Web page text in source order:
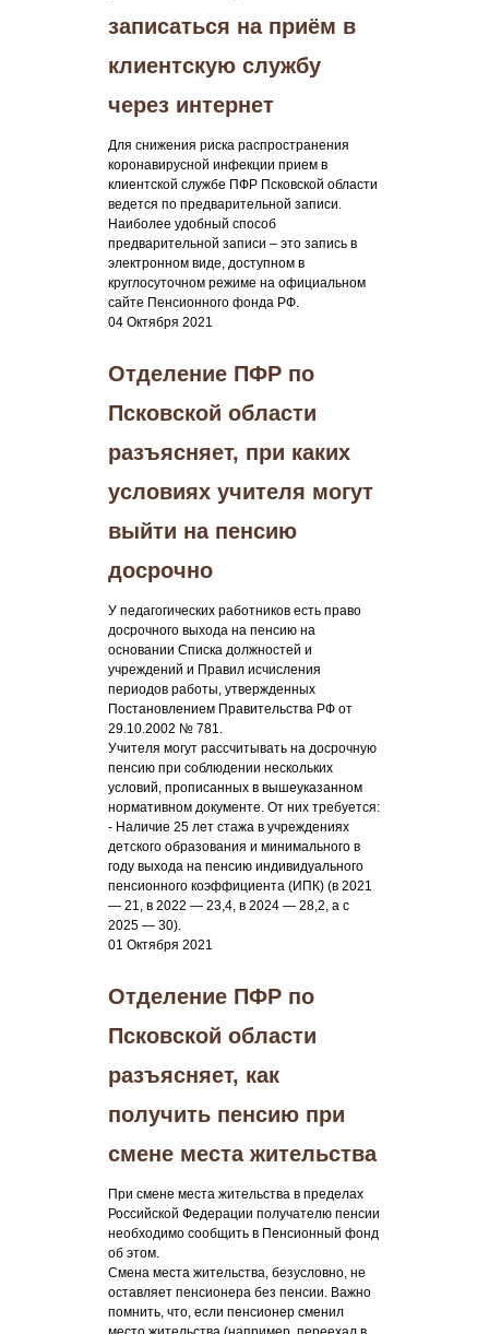
записаться на приём в
клиентскую службу
через интернет
Для снижения риска распространения
коронавирусной инфекции прием в
клиентской службе ПФР Псковской области
ведется по предварительной записи.
Наиболее удобный способ
предварительной записи – это запись в
электронном виде, доступном в
круглосуточном режиме на официальном
сайте Пенсионного фонда РФ.
04 Октября 2021
Отделение ПФР по
Псковской области
разъясняет, при каких
условиях учителя могут
выйти на пенсию
досрочно
У педагогических работников есть право
досрочного выхода на пенсию на
основании Списка должностей и
учреждений и Правил исчисления
периодов работы, утвержденных
Постановлением Правительства РФ от
29.10.2002 № 781.
Учителя могут рассчитывать на досрочную
пенсию при соблюдении нескольких
условий, прописанных в вышеуказанном
нормативном документе. От них требуется:
- Наличие 25 лет стажа в учреждениях
детского образования и минимального в
году выхода на пенсию индивидуального
пенсионного коэффициента (ИПК) (в 2021
— 21, в 2022 — 23,4, в 2024 — 28,2, а с
2025 — 30).
01 Октября 2021
Отделение ПФР по
Псковской области
разъясняет, как
получить пенсию при
смене места жительства
При смене места жительства в пределах
Российской Федерации получателю пенсии
необходимо сообщить в Пенсионный фонд
об этом.
Смена места жительства, безусловно, не
оставляет пенсионера без пенсии. Важно
помнить, что, если пенсионер сменил